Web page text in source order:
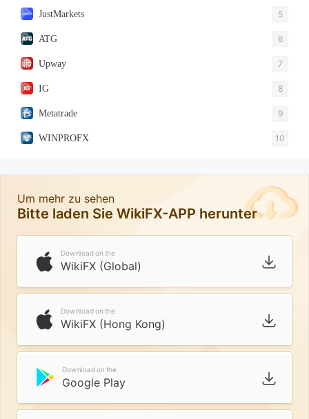
JustMarkets 5
ATG 6
Upway 7
IG 8
Metatrade 9
WINPROFX 10
Um mehr zu sehen
Bitte laden Sie WikiFX-APP herunter
Download on the
WikiFX (Global)
Download on the
WikiFX (Hong Kong)
Download on the
Google Play